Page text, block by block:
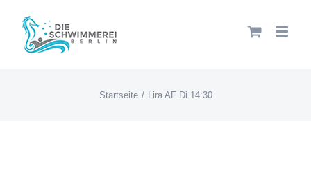
Zum
Inhalt
Startseite Lira AF Di 14:30